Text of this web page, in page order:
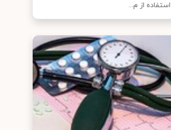
استفاده از م...